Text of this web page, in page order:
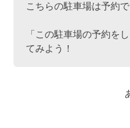
こちらの駐車場は予約で
「この駐車場の予約を
てみよう！